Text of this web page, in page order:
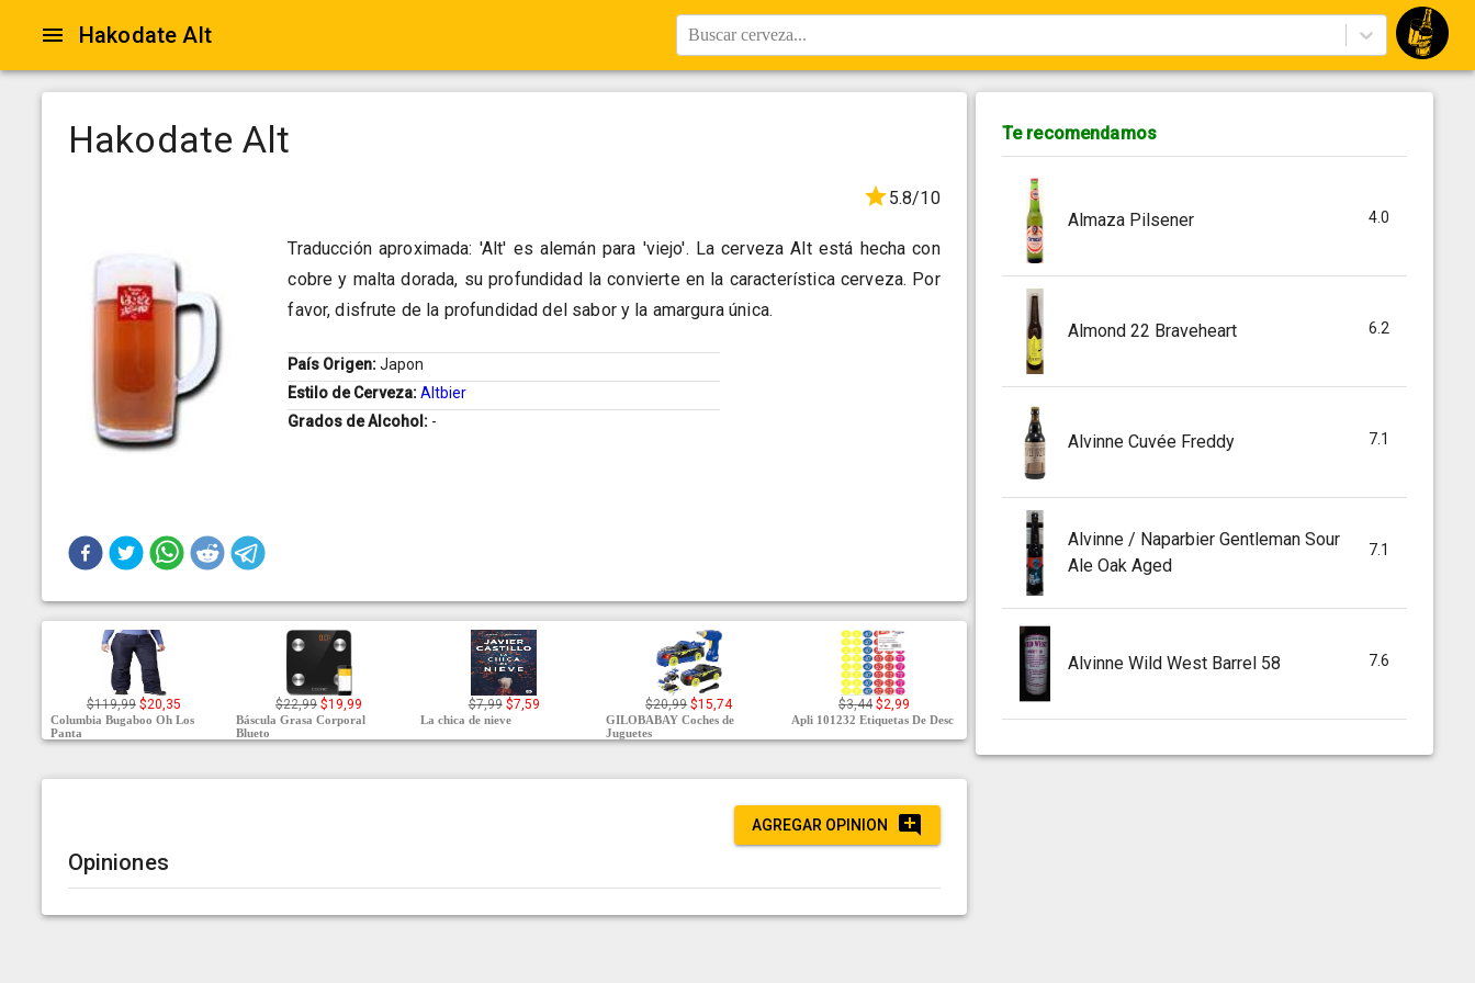
Hakodate Alt Buscar cerveza...
Hakodate Alt
5.8/10
Traducción aproximada: 'Alt' es alemán para 'viejo'. La cerveza Alt está hecha con
cobre y malta dorada, su profundidad la convierte en la característica cerveza. Por
favor, disfrute de la profundidad del sabor y la amargura única.
País Origen:Japon
Estilo de Cerveza:Altbier
Grados de Alcohol: -
$119,99 $20,35
Columbia Bugaboo Oh Los
Panta
$22,99 $19,99
Báscula Grasa Corporal
Blueto
$7,99 $7,59
La chica de nieve
$20,99 $15,74
GILOBABAY Coches de
Juguetes
$3,44 $2,99
Apli 101232 Etiquetas De Desc
AGREGAR OPINION
Opiniones
Te recomendamos
Almaza Pilsener 4.0
Almond 22 Braveheart 6.2
Alvinne Cuvée Freddy 7.1
Alvinne / Naparbier Gentleman Sour
Ale Oak Aged
7.1
Alvinne Wild West Barrel 58 7.6